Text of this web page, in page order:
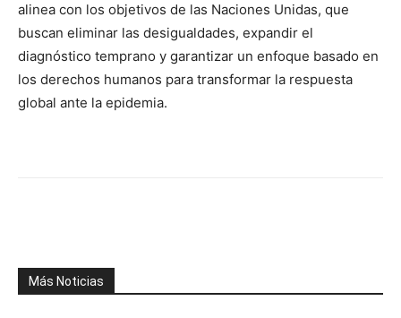
alinea con los objetivos de las Naciones Unidas, que
buscan eliminar las desigualdades, expandir el
diagnóstico temprano y garantizar un enfoque basado en
los derechos humanos para transformar la respuesta
global ante la epidemia.
Más Noticias